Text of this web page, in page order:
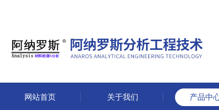
网站首页 关于我们 产品中